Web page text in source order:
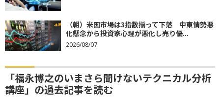
（朝）米国市場は3指数揃って下落 中東情勢悪
化懸念から投資家心理が悪化し売り優...
2026/08/07
「福永博之のいまさら聞けないテクニカル分析
講座」の過去記事を読む